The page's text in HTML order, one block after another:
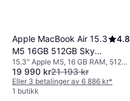
Apple MacBook Air 15.3
M5 16GB 512GB Sky
Blue
4.8
15.3" Apple M5, 16 GB RAM, 512
GB SSD
19 990 kr21 193 kr
Eller 3 betalinger av 6 886 kr*
1 butikk